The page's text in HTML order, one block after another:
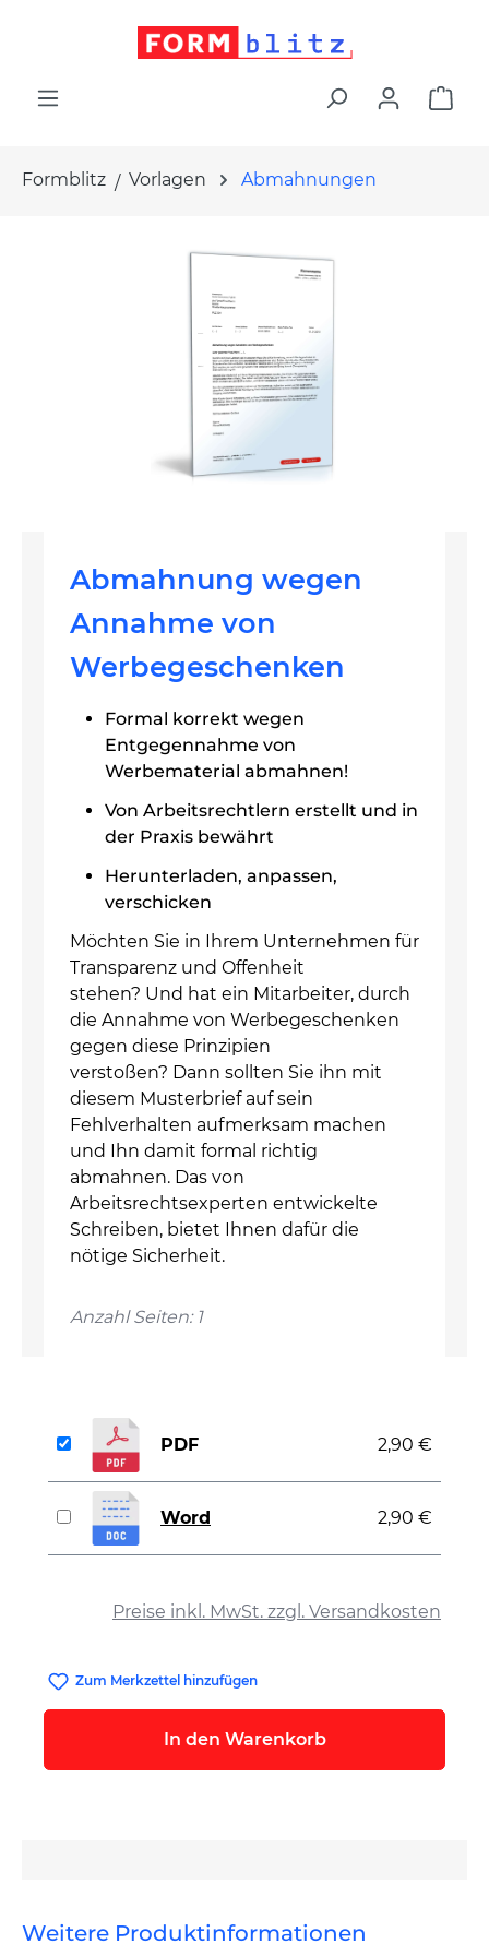
Formblitz Vorlagen Abmahnungen
Abmahnung wegen
Annahme von
Werbegeschenken
Formal korrekt wegen
Entgegennahme von
Werbematerial abmahnen!
Von Arbeitsrechtlern erstellt und in
der Praxis bewährt
Herunterladen, anpassen,
verschicken
Möchten Sie in Ihrem Unternehmen für
Transparenz und Offenheit
stehen? Und hat ein Mitarbeiter, durch
die Annahme von Werbegeschenken
gegen diese Prinzipien
verstoßen? Dann sollten Sie ihn mit
diesem Musterbrief auf sein
Fehlverhalten aufmerksam machen
und Ihn damit formal richtig
abmahnen. Das von
Arbeitsrechtsexperten entwickelte
Schreiben, bietet Ihnen dafür die
nötige Sicherheit.
Anzahl Seiten: 1
Preise inkl. MwSt. zzgl. Versandkosten
PDF 2,90 €
Word 2,90 €
Zum Merkzettel hinzufügen
In den Warenkorb
Weitere Produktinformationen